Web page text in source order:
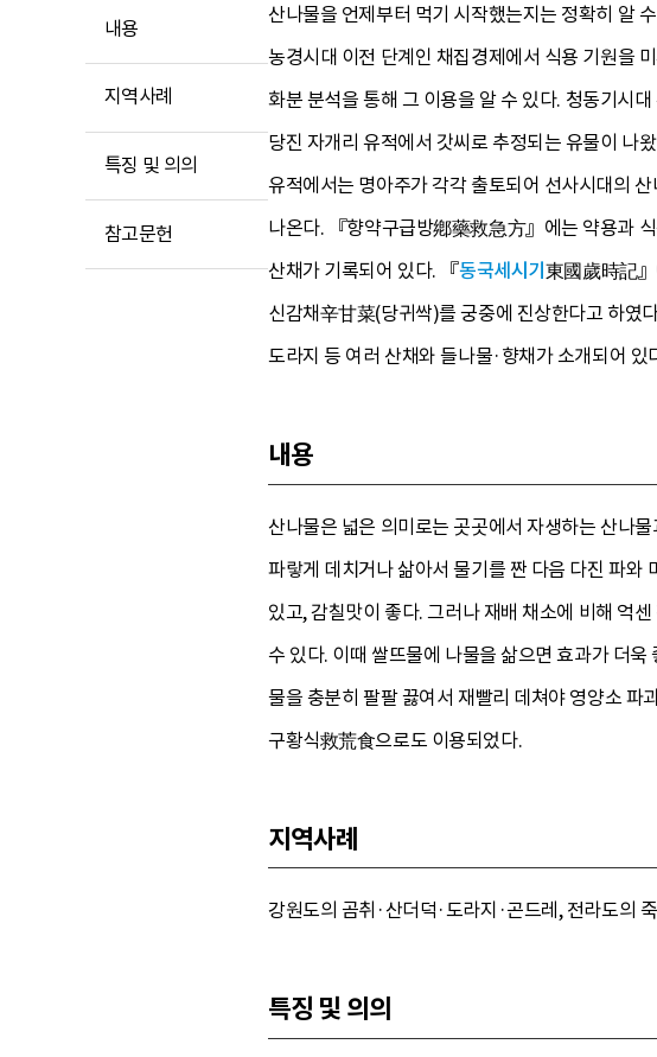
내용
지역사례
특징 및 의의
참고문헌
산나물을 언제부터 먹기 시작했는지는 정확히 알
농경시대 이전 단계인 채집경제에서 식용 기원을
화분 분석을 통해 그 이용을 알 수 있다. 청동기시
당진 자개리 유적에서 갓씨로 추정되는 유물이 나
유적에서는 명아주가 각각 출토되어 선사시대의
나온다. 『향약구급방鄕藥救急方』에는 약용과
산채가 기록되어 있다. 『동국세시기東國歲時記』
신감채辛甘菜(당귀싹)를 궁중에 진상한다고 하였
도라지 등 여러 산채와 들나물·향채가 소개되어
내용
산나물은 넓은 의미로는 곳곳에서 자생하는 산나
파랗게 데치거나 삶아서 물기를 짠 다음 다진 파와
있고, 감칠맛이 좋다. 그러나 재배 채소에 비해 억
수 있다. 이때 쌀뜨물에 나물을 삶으면 효과가 더
물을 충분히 팔팔 끓여서 재빨리 데쳐야 영양소 파
구황식救荒食으로도 이용되었다.
지역사례
강원도의 곰취·산더덕·도라지·곤드레, 전라도의
특징 및 의의